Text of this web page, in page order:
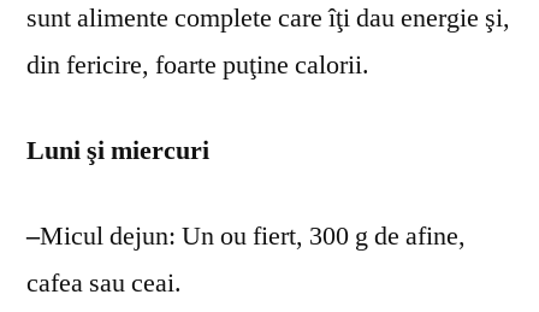
sunt alimente complete care îţi dau energie şi,
din fericire, foarte puţine calorii.
Luni şi miercuri
–Micul dejun: Un ou fiert, 300 g de afine,
cafea sau ceai.